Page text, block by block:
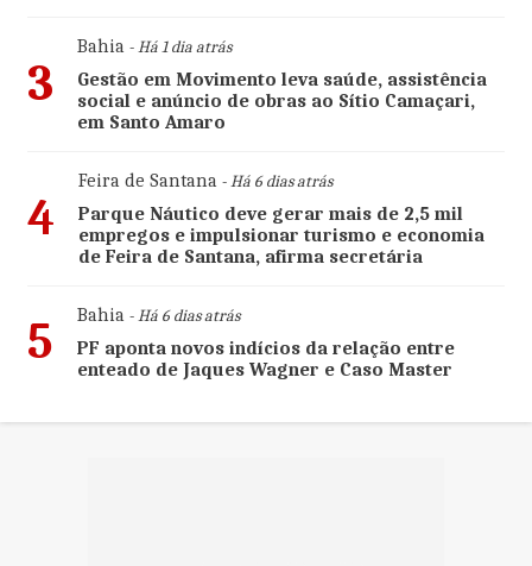
3
Bahia- Há 1 dia atrás
Gestão em Movimento leva saúde, assistência
social e anúncio de obras ao Sítio Camaçari,
em Santo Amaro
4
Feira de Santana- Há 6 dias atrás
Parque Náutico deve gerar mais de 2,5 mil
empregos e impulsionar turismo e economia
de Feira de Santana, afirma secretária
5 Bahia- Há 6 dias atrás
PF aponta novos indícios da relação entre
enteado de Jaques Wagner e Caso Master